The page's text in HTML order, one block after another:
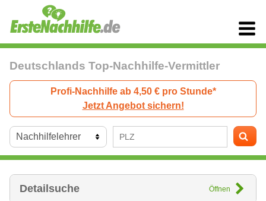
Deutschlands Top-Nachhilfe-Vermittler
Profi-Nachhilfe ab 4,50 € pro Stunde*
Jetzt Angebot sichern!
Detailsuche Öffnen